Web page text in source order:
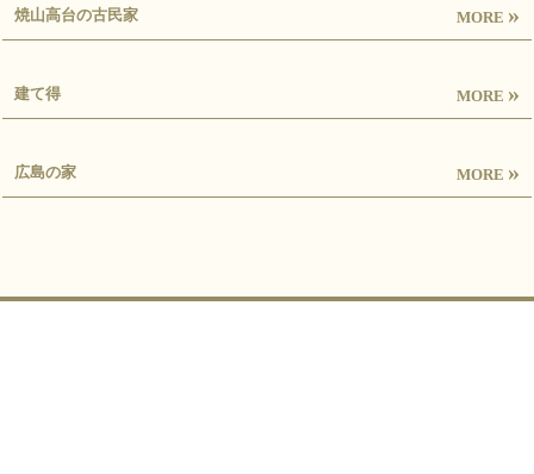
焼山高台の古民家 MORE »
建て得 MORE »
広島の家 MORE »